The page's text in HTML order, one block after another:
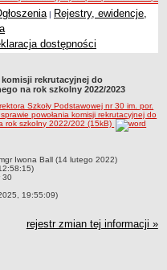
| Rejestry, ewidencje,
dostępności
komisji rekrutacyjnej do
na rok szkolny 2022/2023
Szkoły Podstawowej nr 30 im. por.
powołania komisji rekrutacyjnej do
rok szkolny 2022/202 (15kB)
Iwona Ball (14 lutego 2022)
30
19:55:09)
rejestr zmian tej informacji »